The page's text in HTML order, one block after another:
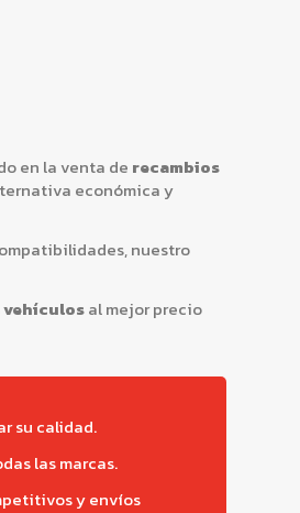
en la venta de recambios
económica y
nuestro
vehículosal mejor precio
su calidad.
las marcas.
y envíos